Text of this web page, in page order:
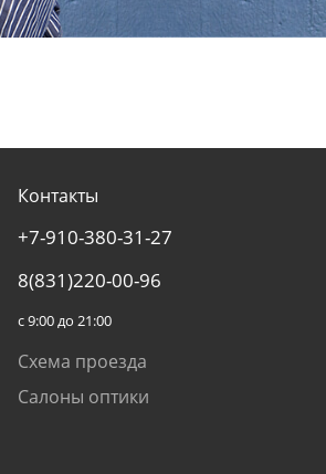
Контакты
+7-910-380-31-27
8(831)220-00-96
с 9:00 до 21:00
Схема проезда
Салоны оптики